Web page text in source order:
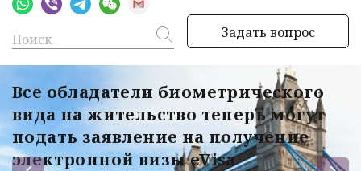
Задать вопрос
Все обладатели биометрического
вида на жительство теперь могут
подать заявление на получение
электронной визы eVisa